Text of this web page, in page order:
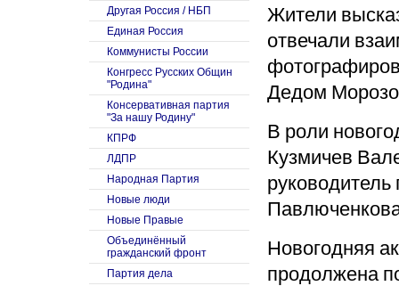
Жители
отвечали
Дедом
В роли
Кузмичев
Новогодняя
продолжена
Другая Россия / НБП
Единая Россия
Коммунисты России
Конгресс Русских Общин
"Родина"
Консервативная партия
"За нашу Родину"
КПРФ
ЛДПР
Народная Партия
Новые люди
Новые Правые
Объединённый
гражданский фронт
Партия дела